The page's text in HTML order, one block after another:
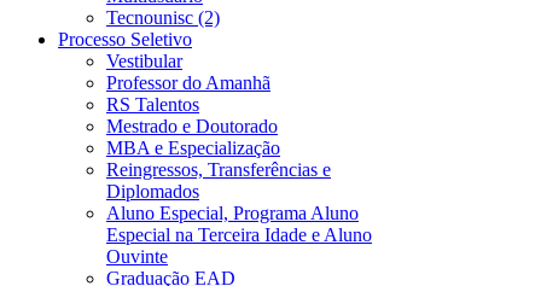
Tecnounisc (2)
Processo Seletivo
Vestibular
Professor do Amanhã
RS Talentos
Mestrado e Doutorado
MBA e Especialização
Reingressos, Transferências e
Diplomados
Aluno Especial, Programa Aluno
Especial na Terceira Idade e Aluno
Ouvinte
Graduação EAD